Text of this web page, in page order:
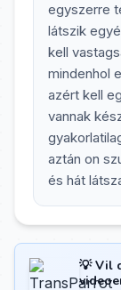
egyszerre
látszik
kell
mindenhol
azért kell
vannak
aztán on
és hát
💡 Vil